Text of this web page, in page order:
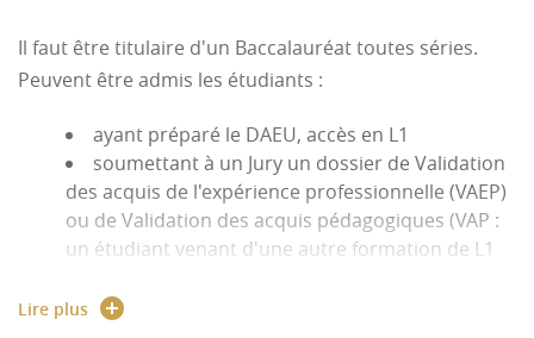
Il faut être titulaire d'un Baccalauréat toutes séries.
Peuvent être admis les étudiants :
ayant préparé le DAEU, accès en L1
soumettant à un Jury un dossier de Validation
des acquis de l'expérience professionnelle (VAEP)
ou de Validation des acquis pédagogiques (VAP :
un étudiant venant d'une autre formation de L1
partielle ou totale)
Lire plus